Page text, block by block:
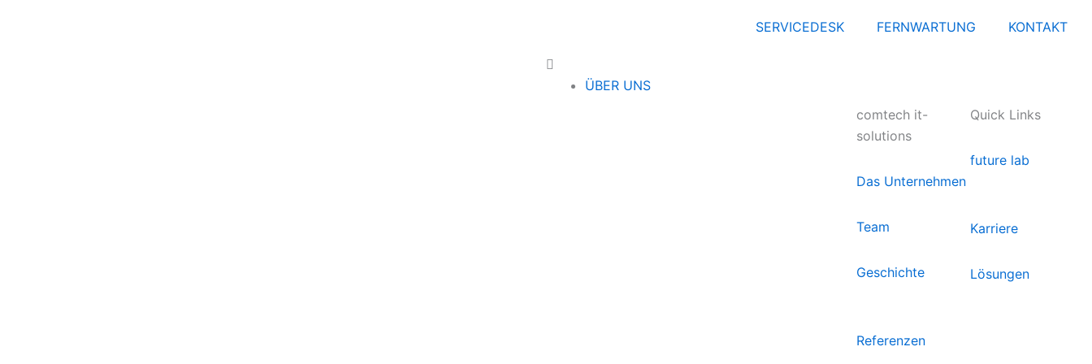
SERVICEDESK FERNWARTUNG KONTAKT
Main
Menu
ÜBER UNS
comtech it-
solutions
Das Unternehmen
Team
Geschichte
Referenzen
Quick Links
future lab
Karriere
Lösungen